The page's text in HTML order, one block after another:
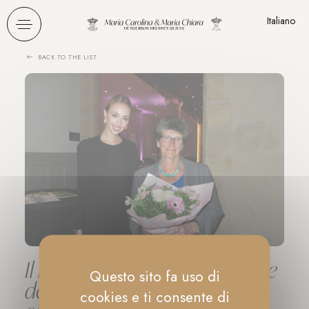
Italiano
BACK TO THE LIST
Il ruolo cruciale dei filantropi e
dei principali donatori come
Questo sito fa uso di
cookies e ti consente di